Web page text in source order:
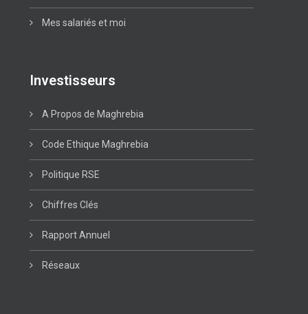
Mes salariés et moi
Investisseurs
A Propos de Maghrebia
Code Ethique Maghrebia
Politique RSE
Chiffres Clés
Rapport Annuel
Réseaux